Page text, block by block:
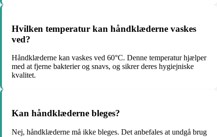
Hvilken temperatur kan håndklæderne vaskes
ved?
Håndklæderne kan vaskes ved 60°C. Denne temperatur hjælper
med at fjerne bakterier og snavs, og sikrer deres hygiejniske
kvalitet.
Kan håndklæderne bleges?
Nej, håndklæderne må ikke bleges. Det anbefales at undgå brug